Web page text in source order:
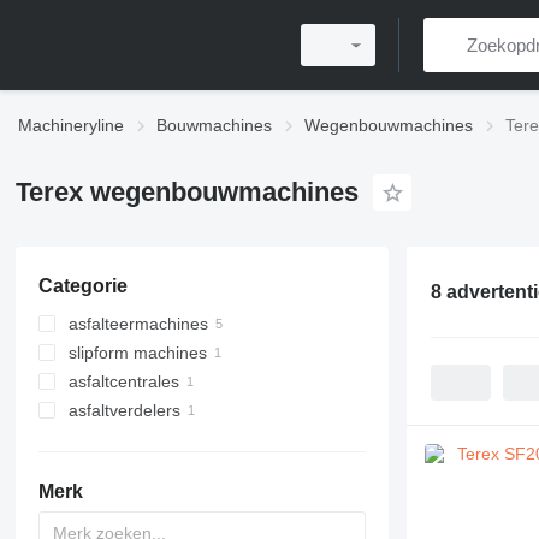
Machineryline Bouwmachines Wegenbouwmachines
Terex wegenbouwmachines
Categorie
asfalteermachines
asfalteermachines op wielen
rups asfalteermachines
slipform machines
asfaltcentrales
asfaltverdelers
Merk
8